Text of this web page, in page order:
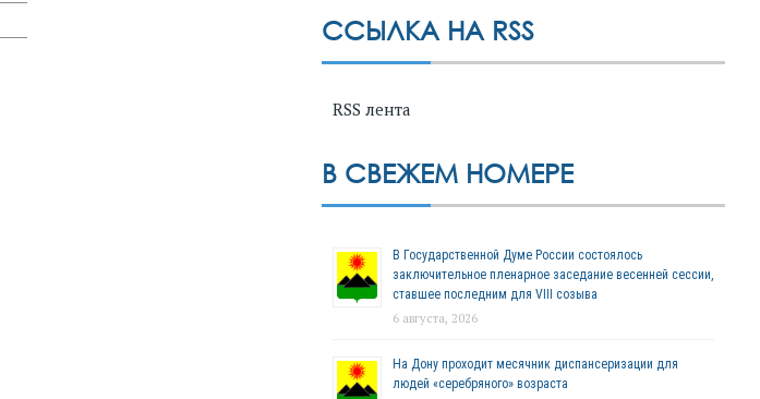
ССЫЛКА НА RSS
RSS лента
В СВЕЖЕМ НОМЕРЕ
В Государственной Думе России состоялось
заключительное пленарное заседание весенней сессии,
ставшее последним для VIII созыва
6 августа, 2026
На Дону проходит месячник диспансеризации для
людей «серебряного» возраста